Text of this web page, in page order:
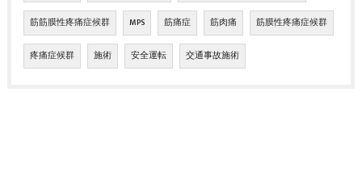
筋筋膜性疼痛症候群 MPS 筋痛症 筋肉痛 筋膜性疼痛症候群
疼痛症候群 施術 安全運転 交通事故施術